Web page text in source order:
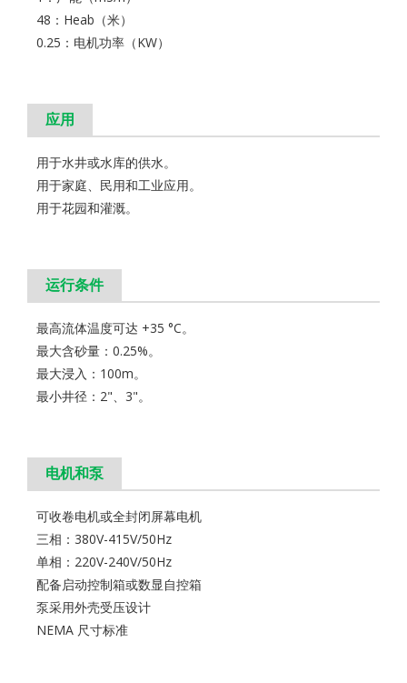
48：Heab（米）
0.25：电机功率（KW）
应用
用于水井或水库的供水。
用于家庭、民用和工业应用。
用于花园和灌溉。
运行条件
最高流体温度可达 +35 °C。
最大含砂量：0.25%。
最大浸入：100m。
最小井径：2"、3"。
电机和泵
可收卷电机或全封闭屏幕电机
三相：380V-415V/50Hz
单相：220V-240V/50Hz
配备启动控制箱或数显自控箱
泵采用外壳受压设计
NEMA 尺寸标准